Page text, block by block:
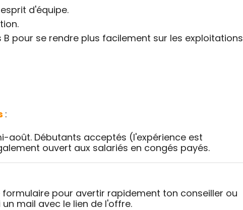
d'équipe.
pour se rendre plus facilement sur les exploitations
:
août. Débutants acceptés (l'expérience est
ouvert aux salariés en congés payés.
formulaire pour avertir rapidement ton conseiller ou
mail avec le lien de l'offre.